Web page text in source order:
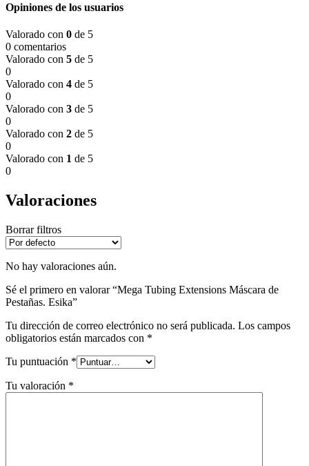
Opiniones de los usuarios
Valorado con 0 de 5
0 comentarios
Valorado con 5 de 5
0
Valorado con 4 de 5
0
Valorado con 3 de 5
0
Valorado con 2 de 5
0
Valorado con 1 de 5
0
Valoraciones
Borrar filtros
No hay valoraciones aún.
Sé el primero en valorar “Mega Tubing Extensions Máscara de
Pestañas. Esika”
Tu dirección de correo electrónico no será publicada. Los campos
obligatorios están marcados con *
Tu puntuación *
Tu valoración *